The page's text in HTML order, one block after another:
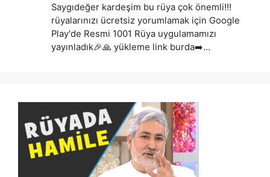
Saygıdeğer kardeşim bu rüya çok önemli!!!
rüyalarınızı ücretsiz yorumlamak için Google
Play'de Resmi 1001 Rüya uygulamamızı
yayınladık🎉🙏 yükleme link burda➡️…